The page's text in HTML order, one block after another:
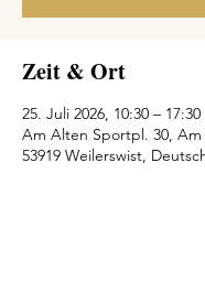
Zeit & Ort
25. Juli 2026, 10:30 – 17:30
Am Alten Sportpl. 30,
53919 Weilerswist,